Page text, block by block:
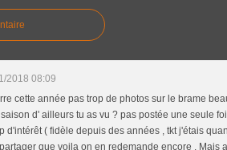
2018 08:09
cette année pas trop de photos sur le brame
d' ailleurs tu as vu ? pas postée une seule
d'intérêt ( fidèle depuis des années , tkt j'étais
que voila on en redemande encore . Mais